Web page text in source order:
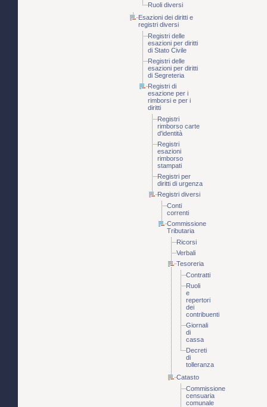
Ruoli diversi
Esazioni dei diritti e
registri diversi
Registri delle
esazioni per diritti
di Stato Civile
Registri delle
esazioni per diritti
di Segreteria
Registri di
esazione per i
rimborsi e per i
diritti
Registri
rimborso carte
d'identità
Registri
esazioni
rimborso
stampati
Registri per
diritti di urgenza
Registri diversi
Conti
correnti
Commissione
Tributaria
Ricorsi
Verbali
Tesoreria
Contratti
Ruoli
e
repertori
dei
contribuenti
Giornali
di
cassa
Decreti
di
tolleranza
Catasto
Commissione
censuaria
comunale